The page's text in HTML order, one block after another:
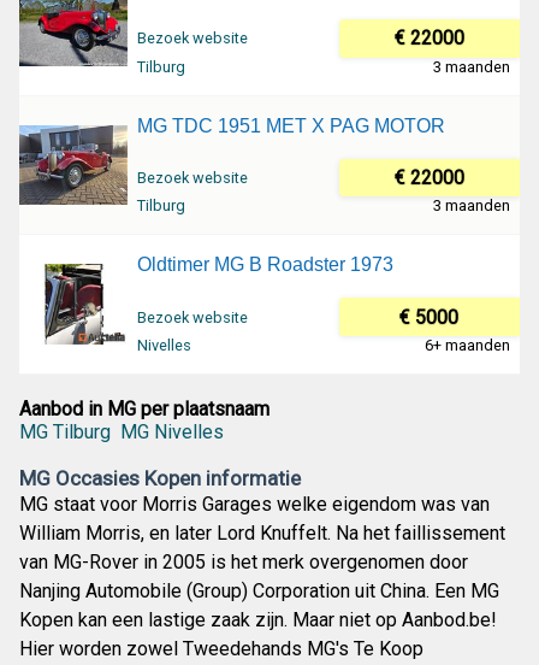
Bezoek website € 22000
Tilburg 3 maanden
MG TDC 1951 MET X PAG MOTOR
Bezoek website € 22000
Tilburg 3 maanden
Oldtimer MG B Roadster 1973
Bezoek website € 5000
Nivelles 6+ maanden
Aanbod in MG per plaatsnaam
MG Tilburg MG Nivelles
MG Occasies Kopen informatie
MG staat voor Morris Garages welke eigendom was van
William Morris, en later Lord Knuffelt. Na het faillissement
van MG-Rover in 2005 is het merk overgenomen door
Nanjing Automobile (Group) Corporation uit China. Een MG
Kopen kan een lastige zaak zijn. Maar niet op Aanbod.be!
Hier worden zowel Tweedehands MG's Te Koop